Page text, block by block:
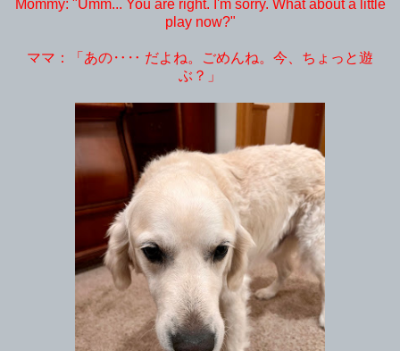
Mommy: "Umm... You are right. I'm sorry. What about a little
play now?"
ママ：「あの‥‥ だよね。ごめんね。今、ちょっと遊
ぶ？」